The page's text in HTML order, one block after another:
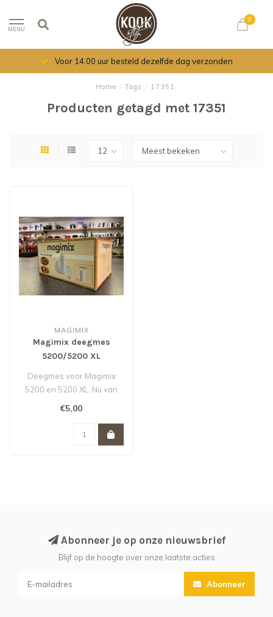
MENU
0
Voor 14.00 uur besteld dezelfde dag verzonden
Home / Tags / 17351
Producten getagd met 17351
MAGIMIX
Magimix deegmes
5200/5200 XL
Deegmes voor Magimix
5200 en 5200 XL. Nu van
10,- voor 5,-
€5,00
Abonneer je op onze nieuwsbrief
Blijf op de hoogte over onze laatste acties
Abonneer